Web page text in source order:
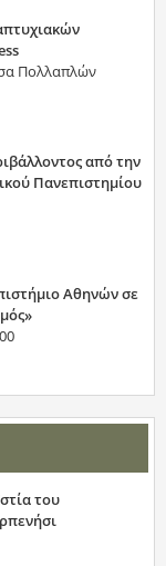
Πολλαπλών
από την
Πανεπιστημίου
Αθηνών σε
του